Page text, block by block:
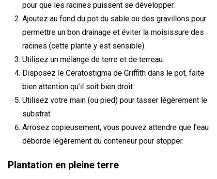
pour que les racines puissent se développer.
Ajoutez au fond du pot du sable ou des gravillons pour
permettre un bon drainage et éviter la moisissure des
racines (cette plante y est sensible).
Utilisez un mélange de terre et de terreau.
Disposez le Ceratostigma de Griffith dans le pot, faite
bien attention qu'il soit bien droit.
Utilisez votre main (ou pied) pour tasser légèrement le
substrat.
Arrosez copieusement, vous pouvez attendre que l'eau
déborde légèrement du conteneur pour stopper.
Plantation en pleine terre